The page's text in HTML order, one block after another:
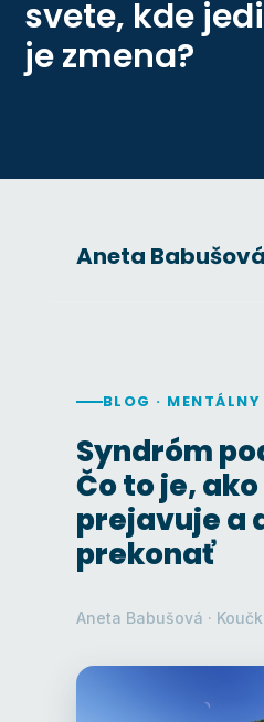
svete, kde
je zmena?
Aneta Babušová
BLOG · MENTÁLNY
Syndróm
Čo to je,
prejavuje a
prekonať
Aneta Babušová ·